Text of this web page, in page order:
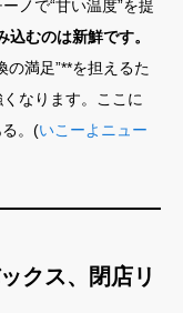
ノで“甘い温度”を提
込むのは新鮮です。
の満足”**を担えるた
なります。ここに
。(いこーよニュー
クス、閉店リ